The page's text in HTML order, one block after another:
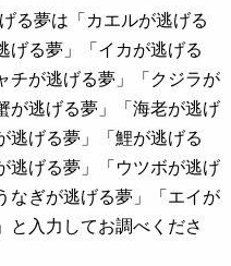
る夢は「カエルが逃げる
げる夢」「イカが逃げる
チが逃げる夢」「クジラが
が逃げる夢」「海老が逃げ
逃げる夢」「鯉が逃げる
逃げる夢」「ウツボが逃げ
なぎが逃げる夢」「エイが
と入力してお調べくださ